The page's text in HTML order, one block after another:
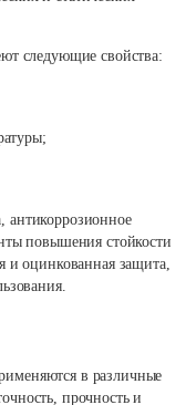
следующие свойства:
антикоррозионное
повышения стойкости
и оцинкованная защита,
в различные
прочность и